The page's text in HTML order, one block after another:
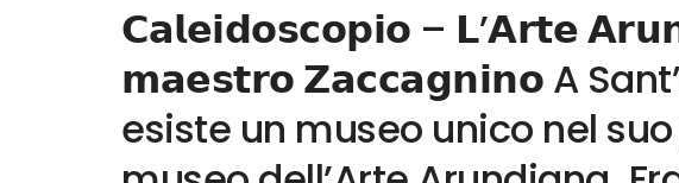
𝗖𝗮𝗹𝗲𝗶𝗱𝗼𝘀𝗰𝗼𝗽𝗶𝗼 – 𝗟’𝗔𝗿𝘁𝗲
𝗺𝗮𝗲𝘀𝘁𝗿𝗼 𝗭𝗮𝗰𝗰𝗮𝗴𝗻𝗶𝗻𝗼 A
esiste un museo unico nel